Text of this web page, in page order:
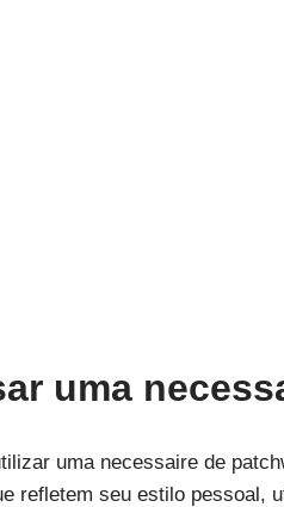
uma
uma necessaire de
refletem seu estilo pessoal,